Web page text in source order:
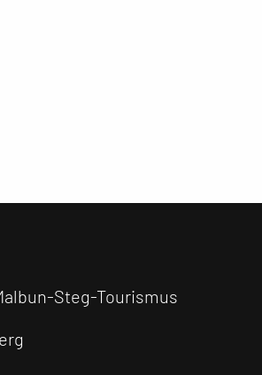
Steg-Tourismus